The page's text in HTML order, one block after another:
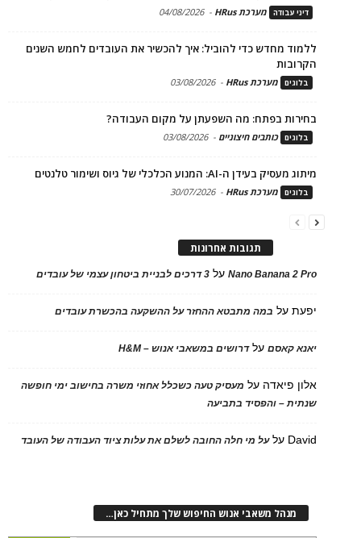
דיני עבודה מערכת HRus -
04/08/2026
ללמוד מחדש כדי להוביל: איך להכשיר את העובדים לחמש השנים
הקרובות
בלוגים מערכת HRus -
03/08/2026
בחירות בפתח: מה השפעתן על מקום העבודה?
בלוגים כותבים חיצוניים -
03/08/2026
מיתוג מעסיק בעידן ה-AI: המנוע הכלכלי של גיוס ושימור טלנטים
בלוגים מערכת HRus -
30/07/2026
תגובות אחרונות
Nano Banana 2 Proעל 3 דרכים לבניית ביטחון עצמי של עובדים
יפעתעל במה מתבטא ההחזר על ההשקעה בהכשרת עובדים
יאנא קאסםעלדרושים במשאבי אנוש – H&M
אלון פיאדה על מעסיק טעה כשכלל אחוזי משרה בחישוב ימי חופשה
שנתית – והפסיד בתביעה
David עלעל מי חלה החובה לשלם את עלות ציוד העבודה של העובד
מנהל משאבי אנוש החיפוש שלך מתחיל כאן…